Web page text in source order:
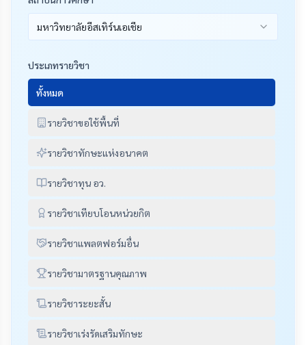
มหาวิทยาลัยอีสเทิร์นเอเชีย
ประเภทรายวิชา
ทั้งหมด
รายวิชาขอใช้พื้นที่
รายวิชาทักษะแห่งอนาคต
รายวิชาทุน อว.
รายวิชาเทียบโอนหน่วยกิต
รายวิชาแพลตฟอร์มอื่น
รายวิชามาตรฐานคุณภาพ
รายวิชาระยะสั้น
รายวิชาเร่งรัดเสริมทักษะ